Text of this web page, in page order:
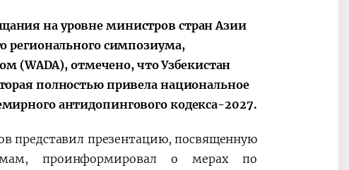
на уровне министров стран Азии
регионального симпозиума,
отмечено, что Узбекистан
полностью привела национальное
антидопингового кодекса-2027.
представил презентацию, посвященную
проинформировал о мерах по